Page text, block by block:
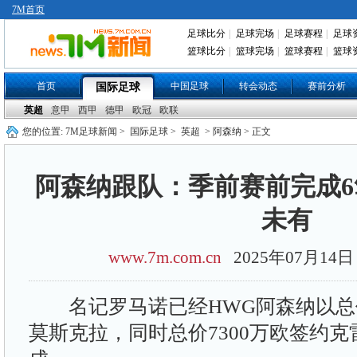
7M首页
足球比分 足球完场 足球赛程
足球
篮球比分
篮球完场 篮球赛程 篮球
首页 国际足球 中国足球 转会动态 赛前分析
英超 意甲 西甲 德甲 欧冠
欧联
您的位置: 7M足球新闻 > 国际足球 > 英超 > 阿森纳 > 正文
阿森纳跟队：季前赛前完成
未有
www.7m.com.cn 2025年07月14
名记罗马诺已经HWG阿森纳以总
莫斯克拉，同时总价7300万欧签约